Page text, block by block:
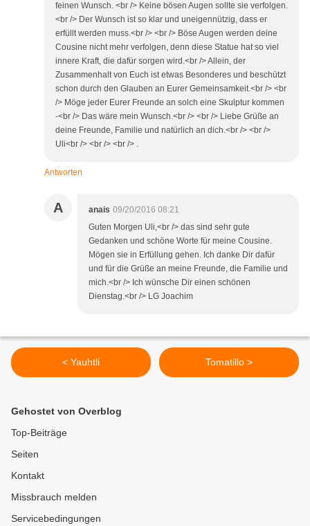
feinen Wunsch. <br /> Keine bösen Augen sollte sie verfolgen.
<br /> Der Wunsch ist so klar und uneigennützig, dass er
erfüllt werden muss.<br /> <br /> Böse Augen werden deine
Cousine nicht mehr verfolgen, denn diese Statue hat so viel
innere Kraft, die dafür sorgen wird.<br /> Allein, der
Zusammenhalt von Euch ist etwas Besonderes und beschützt
schon durch den Glauben an Eurer Gemeinsamkeit.<br /> <br
/> Möge jeder Eurer Freunde an solch eine Skulptur kommen
-<br /> Das wäre mein Wunsch.<br /> <br /> Liebe Grüße an
deine Freunde, Familie und natürlich an dich.<br /> <br />
Uli<br /> <br /> <br /> .
Antworten
A anais 09/20/2016 08:21
Guten Morgen Uli,<br /> das sind sehr gute
Gedanken und schöne Worte für meine Cousine.
Mögen sie in Erfüllung gehen. Ich danke Dir dafür
und für die Grüße an meine Freunde, die Familie und
mich.<br /> Ich wünsche Dir einen schönen
Dienstag.<br /> LG Joachim
< Yauhtli Tomatillo >
Gehostet von Overblog
Top-Beiträge
Seiten
Kontakt
Missbrauch melden
Servicebedingungen